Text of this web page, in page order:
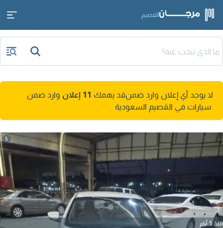
القصيم
لا يوجد أي إعلان وارد ضمنقد يهمك 11 إعلان
وارد ضمن
سيارات في القصيم السعودية
5
منذ 5 أيام